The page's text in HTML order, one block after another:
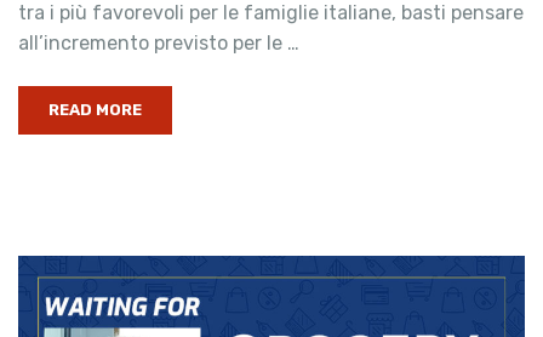
tra i più favorevoli per le famiglie italiane, basti pensare
all’incremento previsto per le …
READ MORE